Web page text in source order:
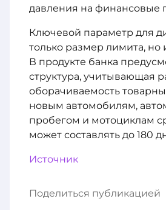
давления на финансовые
Ключевой параметр для
только размер лимита, но
В продукте банка
структура, учитывающая
оборачиваемость
новым автомобилям,
пробегом и мотоциклам
может составлять до 180
Источник
Поделиться публикацией